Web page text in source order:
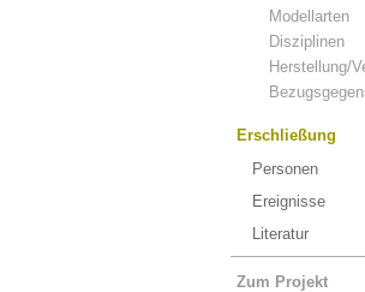
Modellarten
Disziplinen
Herstellung/
Erschließung
Personen
Ereignisse
Literatur
Zum Projekt